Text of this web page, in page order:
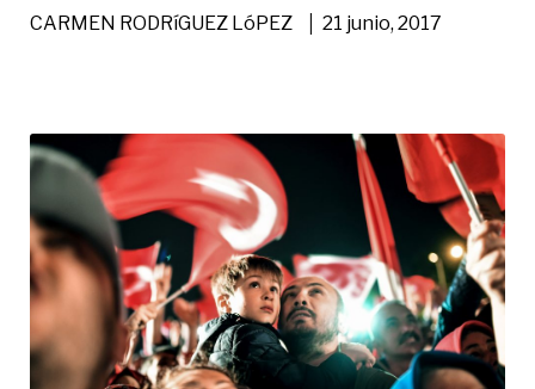
CARMEN RODRíGUEZ LóPEZ |21 junio, 2017